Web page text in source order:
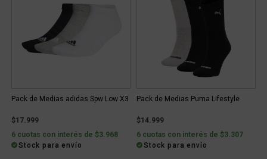
Pack de Medias adidas Spw Low X3
$17.999
6 cuotas con interés de $3.968
Stock para envío
Pack de Medias Puma Lifestyle
$14.999
6 cuotas con interés de $3.307
Stock para envío